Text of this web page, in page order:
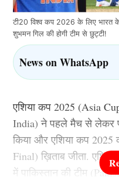
टी20 विश्व कप 2026 के लिए भारत
शुभमन गिल की होगी टीम से छुट्टी!
News on WhatsApp
एशिया कप 2025 (Asia
India) ने पहले मैच से लेकर
किया और एशिया कप
Final) ख़िताब जीता.
में पाकिस्तान की टीम